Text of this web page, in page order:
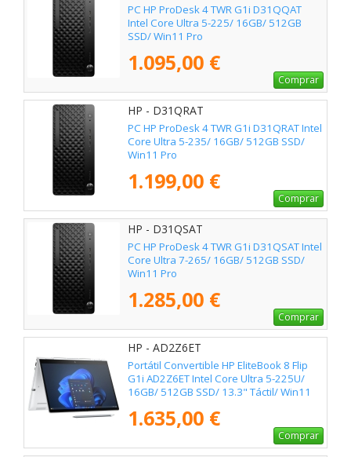
PC HP ProDesk 4 TWR G1i D31QQAT
Intel Core Ultra 5-225/ 16GB/ 512GB
SSD/ Win11 Pro
1.095,00 €
Comprar
HP - D31QRAT
PC HP ProDesk 4 TWR G1i D31QRAT Intel
Core Ultra 5-235/ 16GB/ 512GB SSD/
Win11 Pro
1.199,00 €
Comprar
HP - D31QSAT
PC HP ProDesk 4 TWR G1i D31QSAT Intel
Core Ultra 7-265/ 16GB/ 512GB SSD/
Win11 Pro
1.285,00 €
Comprar
HP - AD2Z6ET
Portátil Convertible HP EliteBook 8 Flip
G1i AD2Z6ET Intel Core Ultra 5-225U/
16GB/ 512GB SSD/ 13.3" Táctil/ Win11
1.635,00 €
Comprar